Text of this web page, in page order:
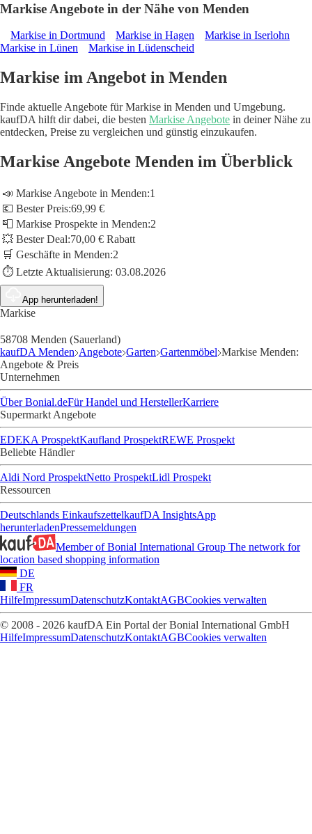
Markise Angebote in der Nähe von Menden
Markise in Dortmund Markise in Hagen
Markise in Iserlohn
Markise in Lünen
Markise in Lüdenscheid
Markise im Angebot in Menden
Finde aktuelle Angebote für Markise in Menden und Umgebung.
kaufDA hilft dir dabei, die besten Markise Angebote in deiner Nähe zu
entdecken, Preise zu vergleichen und günstig einzukaufen.
Markise Angebote Menden im Überblick
📣 Markise Angebote in Menden:1
💶 Bester Preis:69,99 €
📮 Markise Prospekte in Menden:2
💥 Bester Deal:70,00 € Rabatt
🛒 Geschäfte in Menden:2
⏱️ Letzte Aktualisierung: 03.08.2026
App herunterladen!
Markise
58708 Menden (Sauerland)
kaufDA Menden Angebote Garten Gartenmöbel Markise Menden:
Angebote & Preis
Unternehmen
Über Bonial.deFür Handel und HerstellerKarriere
Supermarkt Angebote
EDEKA ProspektKaufland ProspektREWE Prospekt
Beliebte Händler
Aldi Nord ProspektNetto ProspektLidl Prospekt
Ressourcen
Deutschlands EinkaufszettelkaufDA InsightsApp
herunterladenPressemeldungen
Member of Bonial International Group The network for
location based shopping information
DE
FR
HilfeImpressumDatenschutzKontaktAGBCookies verwalten
© 2008 - 2026 kaufDA Ein Portal der Bonial International GmbH
HilfeImpressumDatenschutzKontaktAGBCookies verwalten